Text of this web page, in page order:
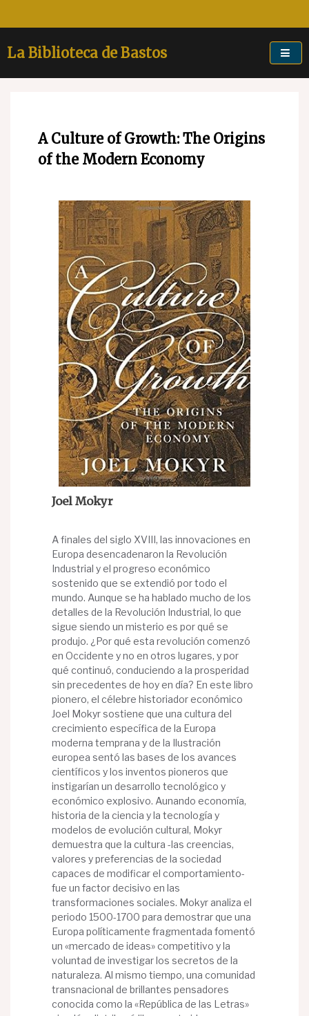
La Biblioteca de Bastos
A Culture of Growth: The Origins
of the Modern Economy
Joel Mokyr
A finales del siglo XVIII, las innovaciones en
Europa desencadenaron la Revolución
Industrial y el progreso económico
sostenido que se extendió por todo el
mundo. Aunque se ha hablado mucho de los
detalles de la Revolución Industrial, lo que
sigue siendo un misterio es por qué se
produjo. ¿Por qué esta revolución comenzó
en Occidente y no en otros lugares, y por
qué continuó, conduciendo a la prosperidad
sin precedentes de hoy en día? En este libro
pionero, el célebre historiador económico
Joel Mokyr sostiene que una cultura del
crecimiento específica de la Europa
moderna temprana y de la Ilustración
europea sentó las bases de los avances
científicos y los inventos pioneros que
instigarían un desarrollo tecnológico y
económico explosivo. Aunando economía,
historia de la ciencia y la tecnología y
modelos de evolución cultural, Mokyr
demuestra que la cultura -las creencias,
valores y preferencias de la sociedad
capaces de modificar el comportamiento-
fue un factor decisivo en las
transformaciones sociales. Mokyr analiza el
periodo 1500-1700 para demostrar que una
Europa políticamente fragmentada fomentó
un «mercado de ideas» competitivo y la
voluntad de investigar los secretos de la
naturaleza. Al mismo tiempo, una comunidad
transnacional de brillantes pensadores
conocida como la «República de las Letras»